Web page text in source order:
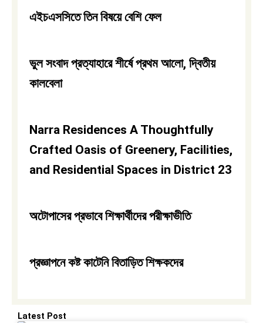
এইচএসসিতে তিন বিষয়ে বেশি ফেল
ভুল সংবাদ প্রত্যাহারে শীর্ষে প্রথম আলো, দ্বিতীয়
কালবেলা
Narra Residences A Thoughtfully
Crafted Oasis of Greenery, Facilities,
and Residential Spaces in District 23
অটোপাসের প্রভাবে শিক্ষার্থীদের পরীক্ষাভীতি
প্রজ্ঞাপনে কষ্ট কাটেনি বিতাড়িত শিক্ষকদের
Latest Post